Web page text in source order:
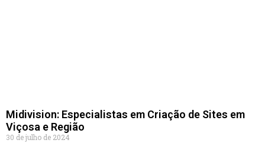
Midivision: Especialistas em Criação de Sites em
Viçosa e Região
30 de julho de 2024